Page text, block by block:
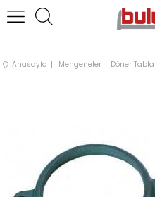
Anasayfa Mengeneler Döner